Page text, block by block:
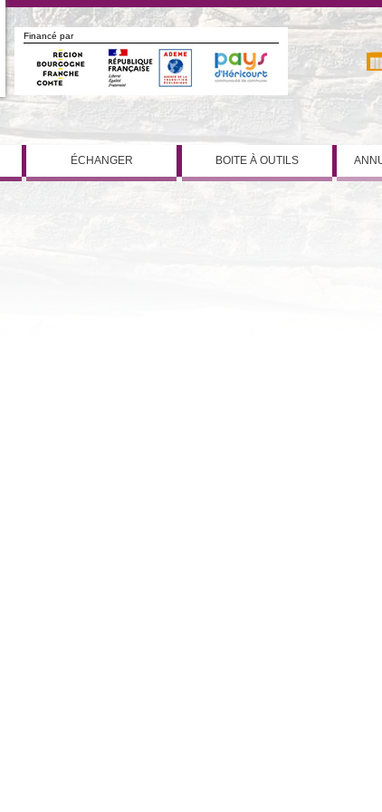
Financé par
ÉCHANGER BOITE À OUTILS